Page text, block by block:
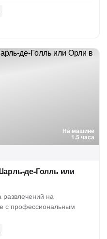
На машине
1.5 часа
де-Голль или
развлечений на
с профессиональным